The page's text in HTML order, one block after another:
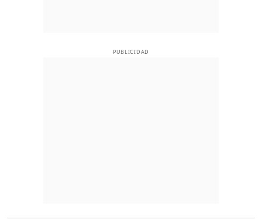
PUBLICIDAD